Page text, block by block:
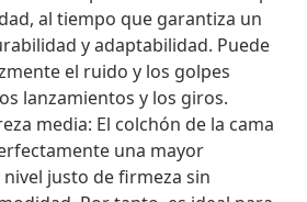
al tiempo que garantiza un
y adaptabilidad. Puede
el ruido y los golpes
lanzamientos y los giros.
media: El colchón de la cama
una mayor
justo de firmeza sin